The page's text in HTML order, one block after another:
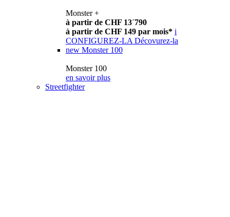
Monster +
à partir de CHF 13´790
à partir de CHF 149 par mois* i
CONFIGUREZ-LA Décovurez-la
new Monster 100
Monster 100
en savoir plus
Streetfighter